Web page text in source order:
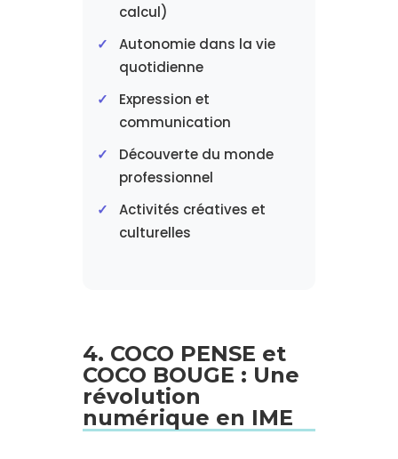
calcul)
Autonomie dans la vie
quotidienne
Expression et
communication
Découverte du monde
professionnel
Activités créatives et
culturelles
4. COCO PENSE et
COCO BOUGE : Une
révolution
numérique en IME